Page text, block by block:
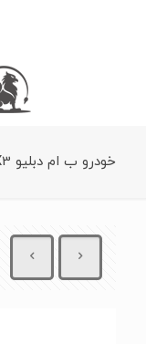
خودرو ب ام دبلیو X3 اتوماتیک سال 2010